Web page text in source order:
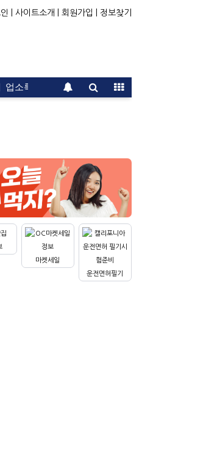
| 사이트소개 | 회원가입 | 정보찾기
업소록 운전면허 문의 광고
마켓세일
운전면허필기